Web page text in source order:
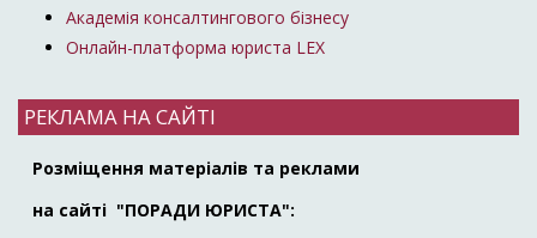
Академія консалтингового бізнесу
Онлайн-платформа юриста LEX
РЕКЛАМА НА САЙТІ
Розміщення матеріалів та реклами
на сайті "ПОРАДИ ЮРИСТА":